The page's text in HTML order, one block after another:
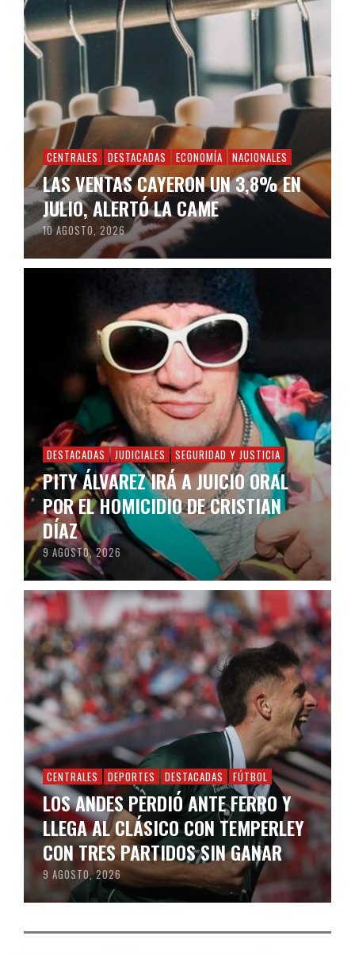
CENTRALES DESTACADAS ECONOMÍA NACIONALES
LAS VENTAS CAYERON UN 3,8% EN
JULIO, ALERTÓ LA CAME
10 AGOSTO, 2026
DESTACADAS JUDICIALES SEGURIDAD Y JUSTICIA
PITY ÁLVAREZ IRÁ A JUICIO ORAL
POR EL HOMICIDIO DE CRISTIAN
DÍAZ
9 AGOSTO, 2026
CENTRALES DEPORTES DESTACADAS FÚTBOL
LOS ANDES PERDIÓ ANTE FERRO Y
LLEGA AL CLÁSICO CON TEMPERLEY
CON TRES PARTIDOS SIN GANAR
9 AGOSTO, 2026